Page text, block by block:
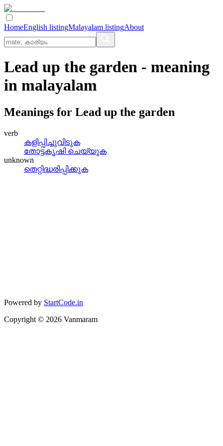
HomeEnglish listingMalayalam listingAbout
Lead up the garden - meaning
in malayalam
Meanings for Lead up the garden
verb
കളിപ്പിച്ചുവിടുക
തോട്ടകൃഷി ചെയ്യുക
unknown
തെറ്റിദ്ധരിപ്പിക്കുക
Powered by StartCode.in
Copyright © 2026 Vanmaram